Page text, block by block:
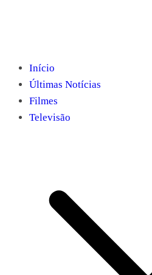
Início
Últimas Notícias
Filmes
Televisão